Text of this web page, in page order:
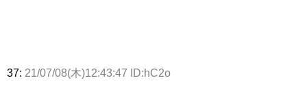
37: 21/07/08(木)12:43:47 ID:hC2o